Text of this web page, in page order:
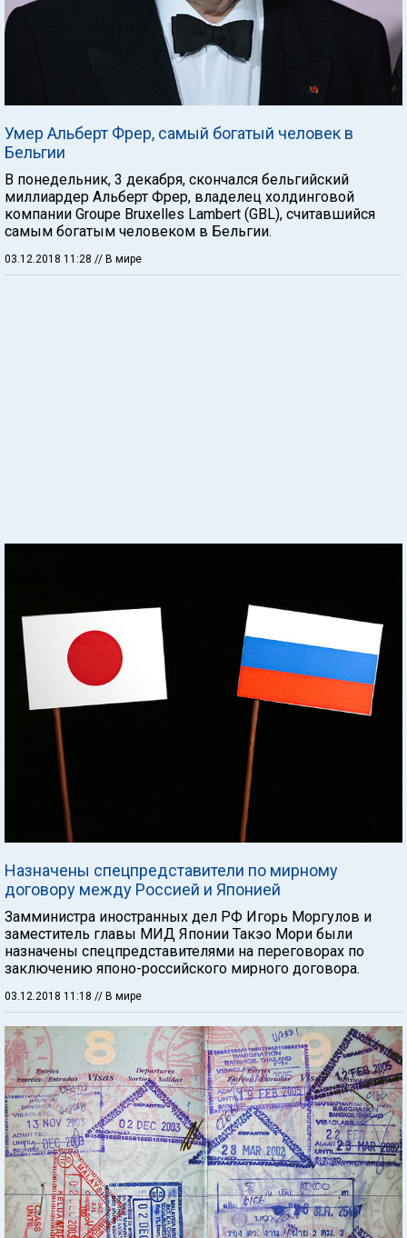
Умер Альберт Фрер, самый богатый человек в
Бельгии
В понедельник, 3 декабря, скончался бельгийский
миллиардер Альберт Фрер, владелец холдинговой
компании Groupe Bruxelles Lambert (GBL), считавшийся
самым богатым человеком в Бельгии.
03.12.2018 11:28 // В мире
Назначены спецпредставители по мирному
договору между Россией и Японией
Замминистра иностранных дел РФ Игорь Моргулов и
заместитель главы МИД Японии Такэо Мори были
назначены спецпредставителями на переговорах по
заключению японо-российского мирного договора.
03.12.2018 11:18 // В мире